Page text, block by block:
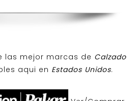
las mejor marcas de Calzado
aqui en Estados Unidos.